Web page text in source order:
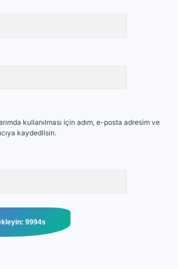
kullanılması için adım, e-posta adresim ve
kaydedilsin.